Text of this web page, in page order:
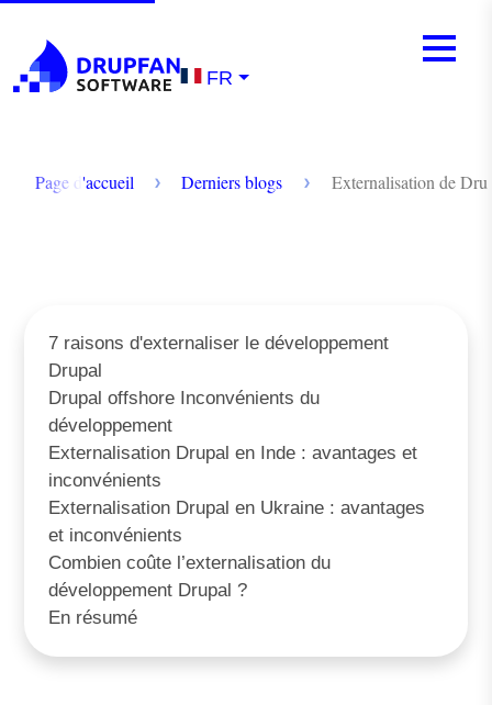
FR
Mobile
Menu
Fil d'Ariane
Page d'accueil Derniers blogs Externalisation de
7 raisons d'externaliser le développement
Drupal
Drupal offshore Inconvénients du
développement
Externalisation Drupal en Inde : avantages et
inconvénients
Externalisation Drupal en Ukraine : avantages
et inconvénients
Combien coûte l’externalisation du
développement Drupal ?
En résumé